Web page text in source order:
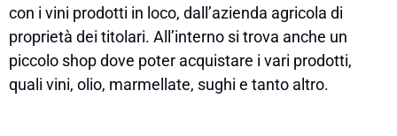
con i vini prodotti in loco, dall’azienda agricola di
proprietà dei titolari. All’interno si trova anche un
piccolo shop dove poter acquistare i vari prodotti,
quali vini, olio, marmellate, sughi e tanto altro.